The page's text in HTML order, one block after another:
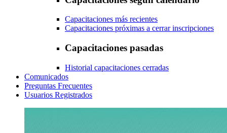
Capacitaciones más recientes
Capacitaciones próximas a cerrar inscripciones
Capacitaciones pasadas
Historial capacitaciones cerradas
Comunicados
Preguntas Frecuentes
Usuarios Registrados